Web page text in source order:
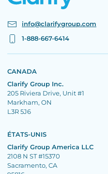
info@clarifygroup.com
1-888-667-6414
CANADA
Clarify Group Inc.
205 Riviera Drive, Unit #1
Markham, ON
L3R 5J6
ÉTATS-UNIS
Clarify Group America LLC
2108 N ST #15370
Sacramento, CA